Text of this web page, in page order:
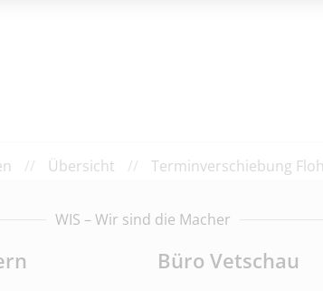
// Übersicht // Terminverschiebung
WIS – Wir sind die Macher
Büro Vetschau